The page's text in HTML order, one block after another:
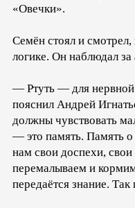
«Овечки».
Семён стоял и
логике. Он наблюдал
— Ртуть — для
пояснил Андрей
должны чувствовать
— это память. Память о
нам свои доспехи,
перемалываем и
передаётся знание. Так